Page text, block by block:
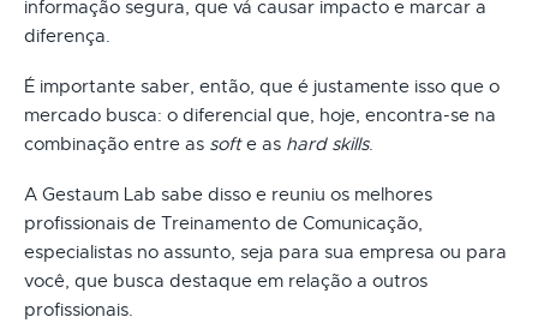
informação segura, que vá causar impacto e marcar a
diferença.
É importante saber, então, que é justamente isso que o
mercado busca: o diferencial que, hoje, encontra-se na
combinação entre as softe as hard skills.
A Gestaum Lab sabe disso e reuniu os melhores
profissionais de Treinamento de Comunicação,
especialistas no assunto, seja para sua empresa ou para
você, que busca destaque em relação a outros
profissionais.